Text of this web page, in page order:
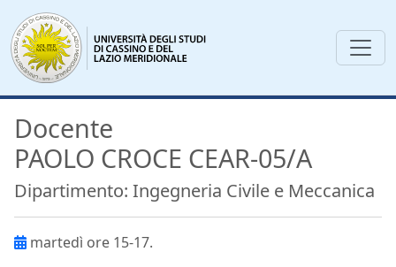
Docente
PAOLO CROCE CEAR-05/A
Dipartimento: Ingegneria Civile e Meccanica
martedì ore 15-17.